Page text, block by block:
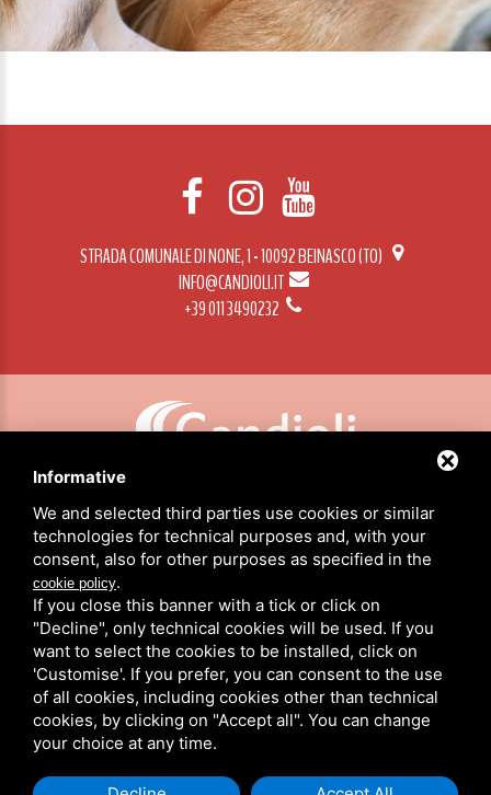
STRADA COMUNALE DI NONE, 1 - 10092 BEINASCO (TO)
INFO@CANDIOLI.IT
+39 011 3490232
CANDIOLI SRL: P.IVA/C.F. 10358790011 / SEDE: STRADA COMUNALE DI NONE, 1 - 10092 BEINASCO (TO)
HOME
PRODUCTOS
ACERCA DE NOSOTROS
NOTICIAS
CANDIOLI EN EL MUNDO
CONTACTOS
ÁREA RESERVADA
PRIVACIDAD/COOKIE POLICY
Informative
We and selected third parties use cookies or similar
technologies for technical purposes and, with your
consent, also for other purposes as specified in the
cookie policy.
If you close this banner with a tick or click on
"Decline", only technical cookies will be used. If you
want to select the cookies to be installed, click on
'Customise'. If you prefer, you can consent to the use
of all cookies, including cookies other than technical
cookies, by clicking on "Accept all". You can change
your choice at any time.